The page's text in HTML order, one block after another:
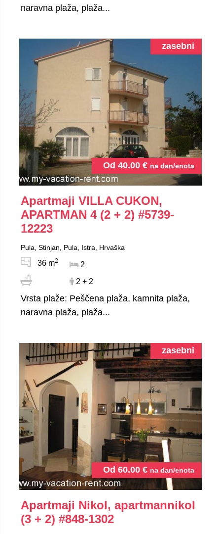
naravna plaža, plaža...
Od 40.00 € na dan/enota
zasebni
Apartmaji VILLA CUKON,
APARTMAN 4 (2 + 2) #5739-
12223
Pula, Stinjan, Pula, Istra, Hrvaška
36 m2
2
2 + 2
Vrsta plaže: Peščena plaža, kamnita plaža,
naravna plaža, plaža...
Od 60.00 € na dan/enota
zasebni
Apartmaji Nikol, apartmannikol
(3 + 2) #848-1302